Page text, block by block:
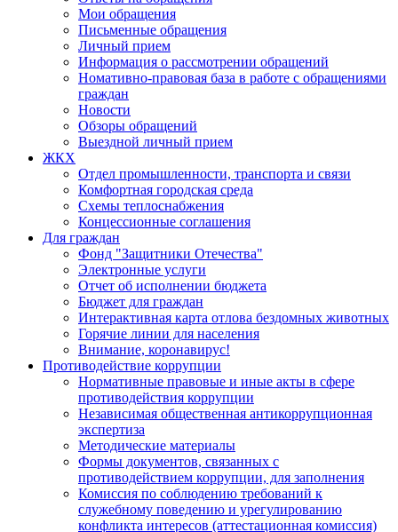
Мои обращения
Письменные обращения
Личный прием
Информация о рассмотрении обращений
Номативно-правовая база в работе с обращениями
граждан
Новости
Обзоры обращений
Выездной личный прием
ЖКХ
Отдел промышленности, транспорта и связи
Комфортная городская среда
Схемы теплоснабжения
Концессионные соглашения
Для граждан
Фонд "Защитники Отечества"
Электронные услуги
Отчет об исполнении бюджета
Бюджет для граждан
Интерактивная карта отлова бездомных животных
Горячие линии для населения
Внимание, коронавирус!
Противодействие коррупции
Нормативные правовые и иные акты в сфере
противодействия коррупции
Независимая общественная антикоррупционная
экспертиза
Методические материалы
Формы документов, связанных с
противодействием коррупции, для заполнения
Комиссия по соблюдению требований к
служебному поведению и урегулированию
конфликта интересов (аттестационная комиссия)